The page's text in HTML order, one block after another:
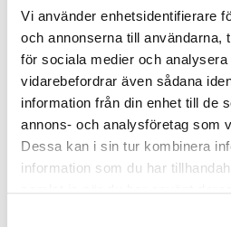
Vi använder enhetsidentifierare
och annonserna till användarna,
för sociala medier och
vidarebefordrar även sådana
information från din enhet till de
annons- och analysföretag som
Dessa kan i sin tur kombinera
information som du har
samlat in när du har använt